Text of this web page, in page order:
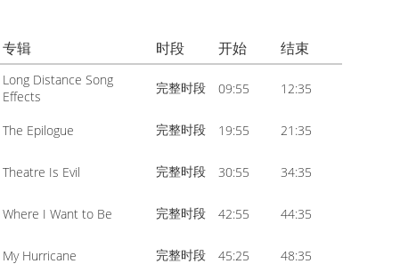
keys
increase
volume.
专辑 时段 开始 结束
Long Distance Song
Effects
完整时段 09:55 12:35
The Epilogue 完整时段 19:55 21:35
Theatre Is Evil 完整时段 30:55 34:35
Where I Want to Be 完整时段 42:55 44:35
My Hurricane 完整时段 45:25 48:35